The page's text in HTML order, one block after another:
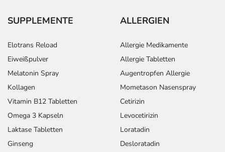
SUPPLEMENTE
Elotrans Reload
Eiweißpulver
Melatonin Spray
Kollagen
Vitamin B12 Tabletten
Omega 3 Kapseln
Laktase Tabletten
Ginseng
ALLERGIEN
Allergie Medikamente
Allergie Tabletten
Augentropfen Allergie
Mometason Nasenspray
Cetirizin
Levocetirizin
Loratadin
Desloratadin